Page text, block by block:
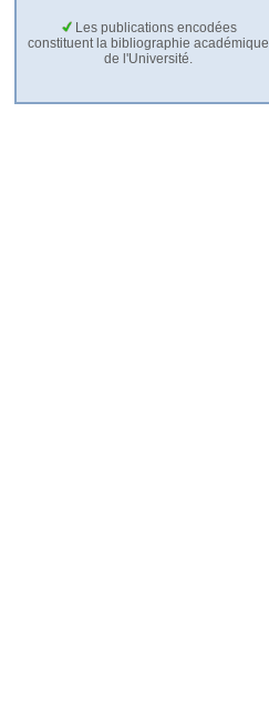
Les publications encodées
constituent la bibliographie académique
de l'Université.